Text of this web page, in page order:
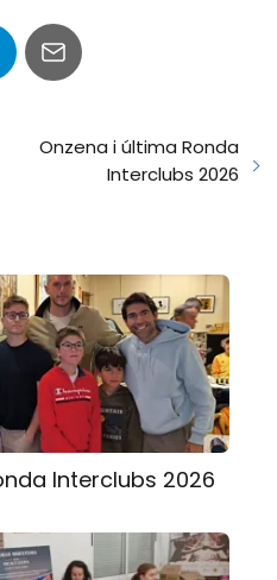
Onzena i última Ronda
Interclubs 2026
Interclubs 2026